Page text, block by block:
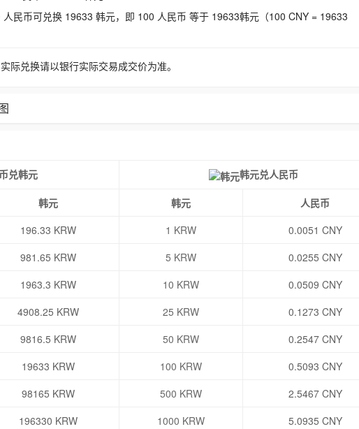
民币可兑换 19633 韩元，即 100 人民币 等于 19633韩元（100 CNY = 19633
际兑换请以银行实际交易成交价为准。
兑韩元 韩元兑人民币
韩元 韩元
人民币
196.33 KRW 1 KRW
0.0051 CNY
981.65 KRW 5 KRW
0.0255 CNY
1963.3 KRW 10 KRW
0.0509 CNY
4908.25 KRW 25 KRW
0.1273 CNY
9816.5 KRW 50 KRW
0.2547 CNY
19633 KRW 100 KRW
0.5093 CNY
98165 KRW 500 KRW
2.5467 CNY
196330 KRW 1000 KRW
5.0935 CNY